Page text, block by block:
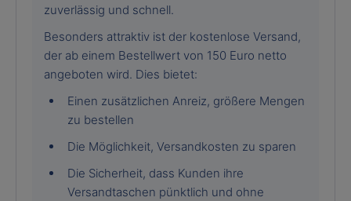
zuverlässig und schnell.
Besonders attraktiv ist der kostenlose Versand,
der ab einem Bestellwert von 150 Euro netto
angeboten wird. Dies bietet:
Einen zusätzlichen Anreiz, größere Mengen
zu bestellen
Die Möglichkeit, Versandkosten zu sparen
Die Sicherheit, dass Kunden ihre
Versandtaschen pünktlich und ohne